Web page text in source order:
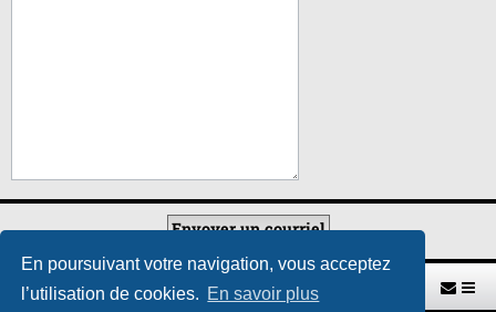
En poursuivant votre navigation, vous acceptez
l’utilisation de cookies. En savoir plus
Retour vers le site U.A.G.R. Index du forum